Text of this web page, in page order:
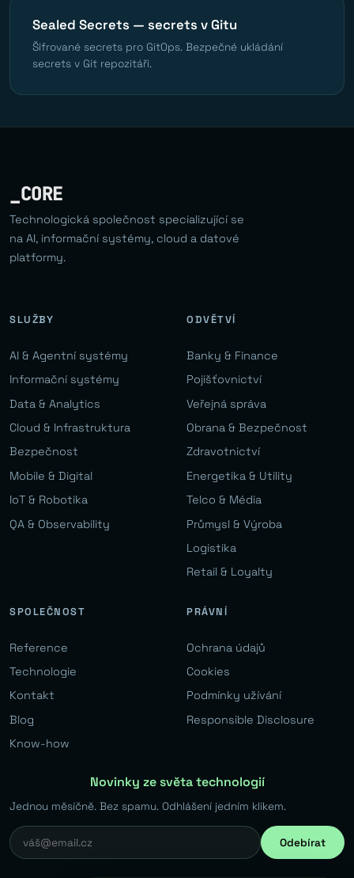
Sealed Secrets — secrets v Gitu
Šifrované secrets pro GitOps. Bezpečné ukládání
secrets v Git repozitáři.
_CORE
Technologická společnost specializující se
na AI, informační systémy, cloud a datové
platformy.
SLUŽBY
AI & Agentní systémy
Informační systémy
Data & Analytics
Cloud & Infrastruktura
Bezpečnost
Mobile & Digital
IoT & Robotika
QA & Observability
ODVĚTVÍ
Banky & Finance
Pojišťovnictví
Veřejná správa
Obrana & Bezpečnost
Zdravotnictví
Energetika & Utility
Telco & Média
Průmysl & Výroba
Logistika
Retail & Loyalty
SPOLEČNOST
Reference
Technologie
Kontakt
Blog
Know-how
PRÁVNÍ
Ochrana údajů
Cookies
Podmínky užívání
Responsible Disclosure
Novinky ze světa technologií
Jednou měsíčně. Bez spamu. Odhlášení jedním klikem.
Odebírat